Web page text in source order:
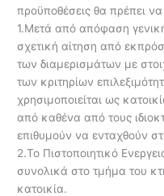
προϋποθέσεις θα πρέπει
1.Μετά από απόφαση
σχετική αίτηση από
των διαμερισμάτων με
των κριτηρίων
χρησιμοποιείται ως
από καθένα από τους
επιθυμούν να ενταχθούν
2.Το Πιστοποιητικό
συνολικά στο τμήμα του
κατοικία.